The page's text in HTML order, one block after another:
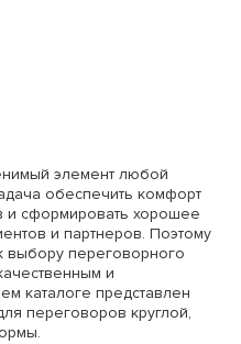
элемент любой
обеспечить комфорт
и сформировать хорошее
и партнеров. Поэтому
выбору переговорного
и
каталоге представлен
переговоров круглой,